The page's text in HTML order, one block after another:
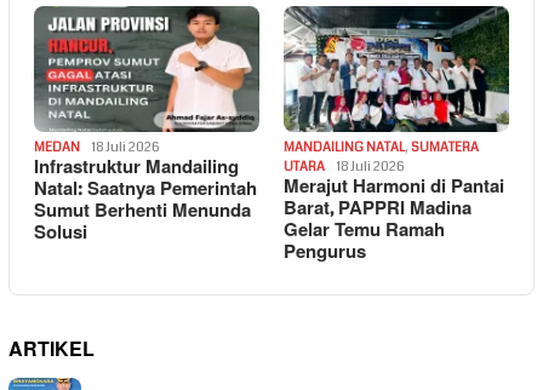
MEDAN 18 Juli 2026
Infrastruktur Mandailing
Natal: Saatnya Pemerintah
Sumut Berhenti Menunda
Solusi
MANDAILING NATAL, SUMATERA
UTARA
18 Juli 2026
Merajut Harmoni di Pantai
Barat, PAPPRI Madina
Gelar Temu Ramah
Pengurus
ARTIKEL